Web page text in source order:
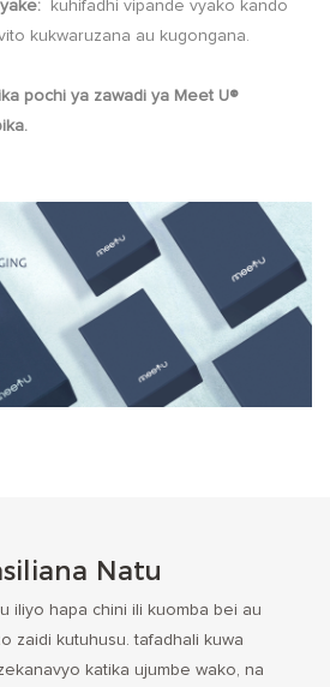
kuhifadhi vipande vyako kando
kukwaruzana au kugongana.
pochi ya zawadi ya Meet U®
Natu
iliyo hapa chini ili kuomba bei au
zaidi kutuhusu. tafadhali kuwa
katika ujumbe wako, na